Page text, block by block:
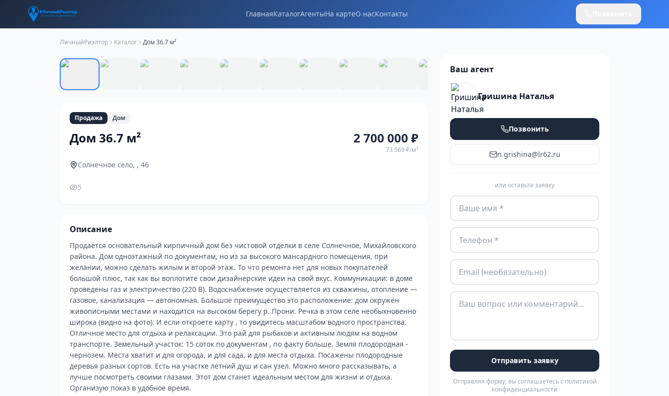
ГлавнаяКаталогАгентыНа картеО насКонтакты
ЛичныйРиэлтор Каталог Дом 36.7 м²
Продажа Дом
Дом 36.7 м² 2 700 000 ₽
73 569 ₽/м²
Солнечное село, , 46
5
Описание
Продаётся основательный кирпичный дом без чистовой отделки в селе Солнечное, Михайловского
района. Дом одноэтажный по документам, но из за высокого мансардного помещения, при
желании, можно сделать жилым и второй этаж. То что ремонта нет для новых покупателей
большой плюс, так как вы воплотите свои дизайнерские идеи на свой вкус. Коммуникации: в доме
проведены газ и электричество (220 В). Водоснабжение осуществляется из скважины, отопление —
газовое, канализация — автономная. Большое преимущество это расположение: дом окружён
живописными местами и находится на высоком берегу р. Прони. Речка в этом селе необыкновенно
широка (видно на фото). И если откроете карту , то увидитесь масштабом водного пространства.
Отличное место для отдыха и релаксации. Это рай для рыбаков и активным людям на водном
транспорте. Земельный участок: 15 соток по документам , по факту больше. Земля плодородная -
чернозем. Места хватит и для огорода, и для сада, и для места отдыха. Посажены плодородные
деревья разных сортов. Есть на участке летний душ и сан узел. Можно много рассказывать, а
лучше посмотреть своими глазами. Этот дом станет идеальным местом для жизни и отдыха.
Организую показ в удобное время.
Ваш агент
Гришина Наталья
Позвонить
n.grishina@lr62.ru
или оставьте заявку
Отправить заявку
Отправляя форму, вы соглашаетесь с политикой
конфиденциальности